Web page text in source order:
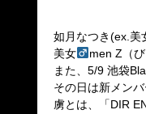
如月なつき(ex.美
美女
men Z（
また、5/9 池袋
その日は新メン
虜とは、「DIR